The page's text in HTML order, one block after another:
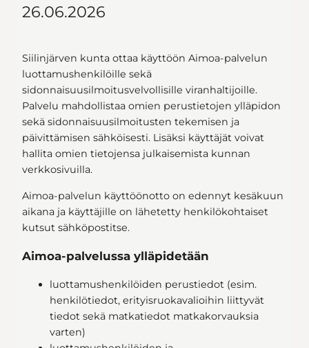
26.06.2026
Siilinjärven kunta ottaa käyttöön Aimoa-palvelun
luottamushenkilöille sekä
sidonnaisuusilmoitusvelvollisille viranhaltijoille.
Palvelu mahdollistaa omien perustietojen ylläpidon
sekä sidonnaisuusilmoitusten tekemisen ja
päivittämisen sähköisesti. Lisäksi käyttäjät voivat
hallita omien tietojensa julkaisemista kunnan
verkkosivuilla.
Aimoa-palvelun käyttöönotto on edennyt kesäkuun
aikana ja käyttäjille on lähetetty henkilökohtaiset
kutsut sähköpostitse.
Aimoa-palvelussa ylläpidetään
luottamushenkilöiden perustiedot (esim.
henkilötiedot, erityisruokavalioihin liittyvät
tiedot sekä matkatiedot matkakorvauksia
varten)